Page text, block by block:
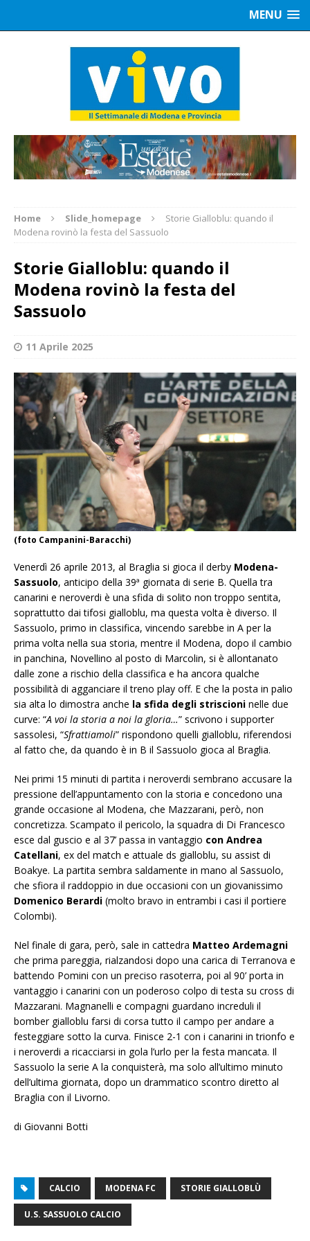
MENU
Home Slide_homepage
Storie Gialloblu: quando il
Modena rovinò la festa del Sassuolo
Storie Gialloblu: quando il
Modena rovinò la festa del
Sassuolo
11 Aprile 2025
(foto Campanini-Baracchi)
Venerdì 26 aprile 2013, al Braglia si gioca il derby Modena-
Sassuolo, anticipo della 39ª giornata di serie B. Quella tra
canarini e neroverdi è una sfida di solito non troppo sentita,
soprattutto dai tifosi gialloblu, ma questa volta è diverso. Il
Sassuolo, primo in classifica, vincendo sarebbe in A per la
prima volta nella sua storia, mentre il Modena, dopo il cambio
in panchina, Novellino al posto di Marcolin, si è allontanato
dalle zone a rischio della classifica e ha ancora qualche
possibilità di agganciare il treno play off. E che la posta in palio
sia alta lo dimostra anche la sfida degli striscioni nelle due
curve: “A voi la storia a noi la gloria…” scrivono i supporter
sassolesi, “Sfrattiamoli” rispondono quelli gialloblu, riferendosi
al fatto che, da quando è in B il Sassuolo gioca al Braglia.
Nei primi 15 minuti di partita i neroverdi sembrano accusare la
pressione dell’appuntamento con la storia e concedono una
grande occasione al Modena, che Mazzarani, però, non
concretizza. Scampato il pericolo, la squadra di Di Francesco
esce dal guscio e al 37’ passa in vantaggio con Andrea
Catellani, ex del match e attuale ds gialloblu, su assist di
Boakye. La partita sembra saldamente in mano al Sassuolo,
che sfiora il raddoppio in due occasioni con un giovanissimo
Domenico Berardi (molto bravo in entrambi i casi il portiere
Colombi).
Nel finale di gara, però, sale in cattedra Matteo Ardemagni
che prima pareggia, rialzandosi dopo una carica di Terranova e
battendo Pomini con un preciso rasoterra, poi al 90’ porta in
vantaggio i canarini con un poderoso colpo di testa su cross di
Mazzarani. Magnanelli e compagni guardano increduli il
bomber gialloblu farsi di corsa tutto il campo per andare a
festeggiare sotto la curva. Finisce 2-1 con i canarini in trionfo e
i neroverdi a ricacciarsi in gola l’urlo per la festa mancata. Il
Sassuolo la serie A la conquisterà, ma solo all’ultimo minuto
dell’ultima giornata, dopo un drammatico scontro diretto al
Braglia con il Livorno.
di Giovanni Botti
CALCIO MODENA FC STORIE GIALLOBLÙ
U.S. SASSUOLO CALCIO